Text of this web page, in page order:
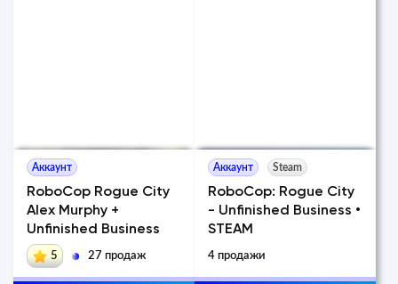
Аккаунт
RoboCop Rogue City
Alex Murphy +
Unfinished Business
5 27 продаж
Аккаунт Steam
RoboCop: Rogue City
- Unfinished Business •
STEAM
4 продажи